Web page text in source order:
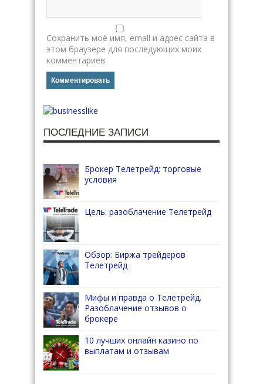
Сохранить моё имя, email и адрес сайта в
этом браузере для последующих моих
комментариев.
ПОСЛЕДНИЕ ЗАПИСИ
Брокер Телетрейд: торговые
условия
Цель: разоблачение Телетрейд
Обзор: Биржа трейдеров
Телетрейд
Мифы и правда о Телетрейд.
Разоблачение отзывов о
брокере
10 лучших онлайн казино по
выплатам и отзывам